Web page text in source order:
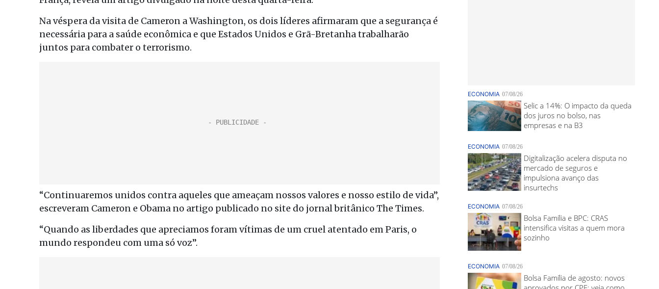
Na véspera da visita de Cameron a Washington, os dois líderes afirmaram que a segurança é
necessária para a saúde econômica e que Estados Unidos e Grã-Bretanha trabalharão
juntos para combater o terrorismo.
“Continuaremos unidos contra aqueles que ameaçam nossos valores e nosso estilo de vida”,
escreveram Cameron e Obama no artigo publicado no site do jornal britânico The Times.
“Quando as liberdades que apreciamos foram vítimas de um cruel atentado em Paris, o
mundo respondeu com uma só voz”.